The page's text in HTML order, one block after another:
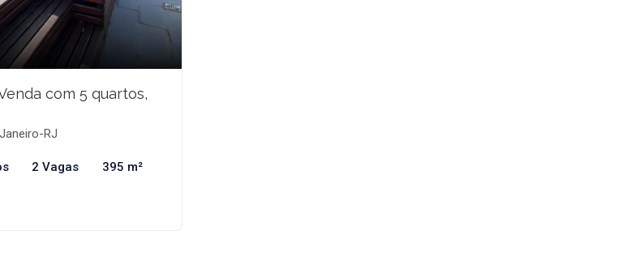
com 5 quartos,
RJ
2 Vagas 395 m²